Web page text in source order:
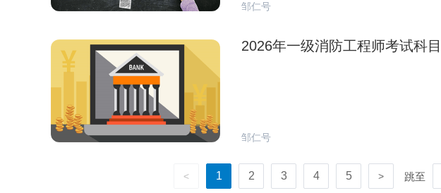
邹仁号
2026年一级消防工程师考试科目
邹仁号
< 1 2 3 4 5 > 跳至